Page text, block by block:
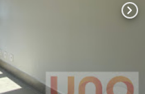
chevron_right